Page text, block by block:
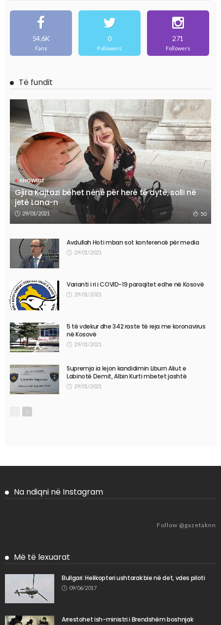
54.6K
Fans
0
Followers
271
Followers
Të fundit
SHOWBIZ
Gjira Kajtazi bëhet nënë për herë të dytë, solli në
jetë Lana-n
29/01/2021 50
Avdullah Hoti mban sot konferencë për media
29/01/2021
Varianti i ri i COVID-19 paraqitet edhe në Kosovë
29/01/2021
5 të vdekur dhe 342 raste të reja me koronavirus
në Kosovë
29/01/2021
Supremja ia lejon kandidimin Liburn Aliut e
Labinotë Demit, Albin Kurti mbetet jashtë
29/01/2021
Na ndiqni në Instagram
Follow @gazetaknn
Më të lexuarat
Bullgari: Helikopteri ushtarak bie në det, vdes piloti
09/06/2017
Arrestohet ish-ministri i Brendshëm boshnjak